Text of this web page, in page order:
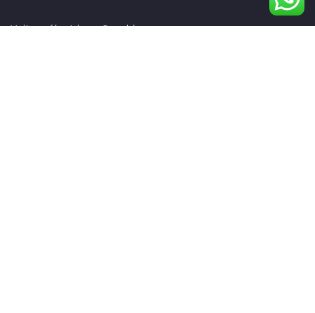
Voiture électrique Casablanca